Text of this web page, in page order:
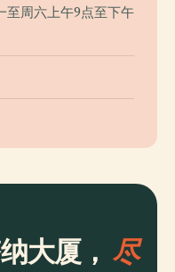
至周六上午9点至下午
大厦， 尽